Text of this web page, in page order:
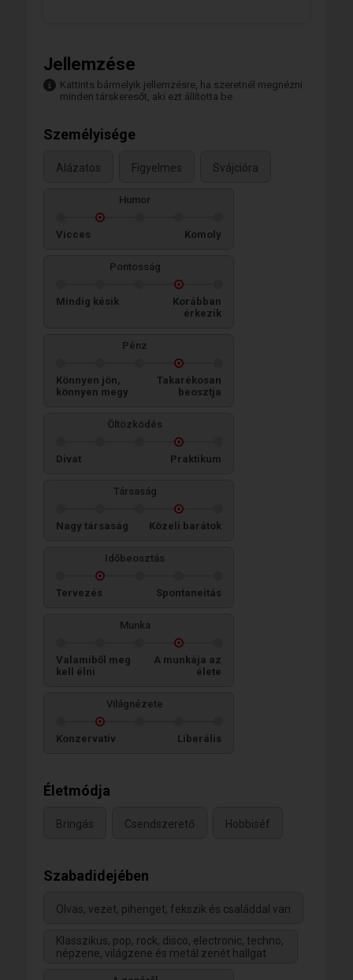
Jellemzése
Kattints bármelyik jellemzésre, ha szeretnél megnézni
minden társkeresőt, aki ezt állította be.
Személyisége
Alázatos Figyelmes Svájcióra
Humor
Vicces Komoly
Pontosság
Mindig késik
Korábban
érkezik
Pénz
Könnyen jön,
könnyen megy
Takarékosan
beosztja
Öltözködés
Divat Praktikum
Társaság
Nagy társaság Közeli barátok
Időbeosztás
Tervezés Spontaneitás
Munka
Valamiből meg
kell élni
A munkája az
élete
Világnézete
Konzervatív Liberális
Életmódja
Bringás Csendszerető Hobbiséf
Szabadidejében
Olvas, vezet, pihenget, fekszik és családdal van
Klasszikus, pop, rock, disco, electronic, techno,
népzene, világzene és metál zenét hallgat